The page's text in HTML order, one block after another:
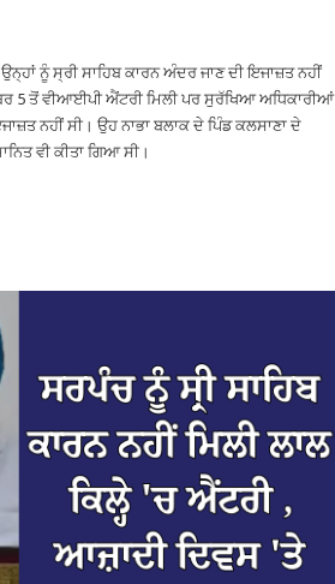
ਨੂੰ ਸ੍ਰੀ ਸਾਹਿਬ ਕਾਰਨ ਅੰਦਰ ਜਾਣ ਦੀ ਇਜਾਜ਼ਤ ਨਹੀਂ
5 ਤੋਂ ਵੀਆਈਪੀ ਐਂਟਰੀ ਮਿਲੀ ਪਰ ਸੁਰੱਖਿਆ ਅਧਿਕਾਰੀਆਂ
ਨਹੀਂ ਸੀ। ਉਹ ਨਾਭਾ ਬਲਾਕ ਦੇ ਪਿੰਡ ਕਲਸਾਣਾ ਦੇ
ਵੀ ਕੀਤਾ ਗਿਆ ਸੀ।